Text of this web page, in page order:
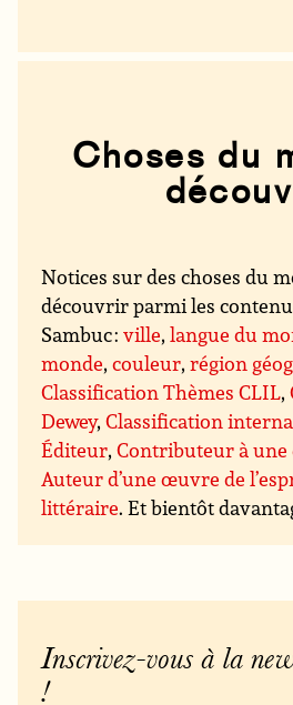
Choses du
Notices sur des choses du
découvrir parmi les
Sambuc :ville,langue du
monde,couleur,région
Classification Thèmes CLIL,
Dewey,Classification
Éditeur,Contributeur à
Auteur d’une œuvre de
littéraire. Et bientôt
Inscrivez-vous à la
!